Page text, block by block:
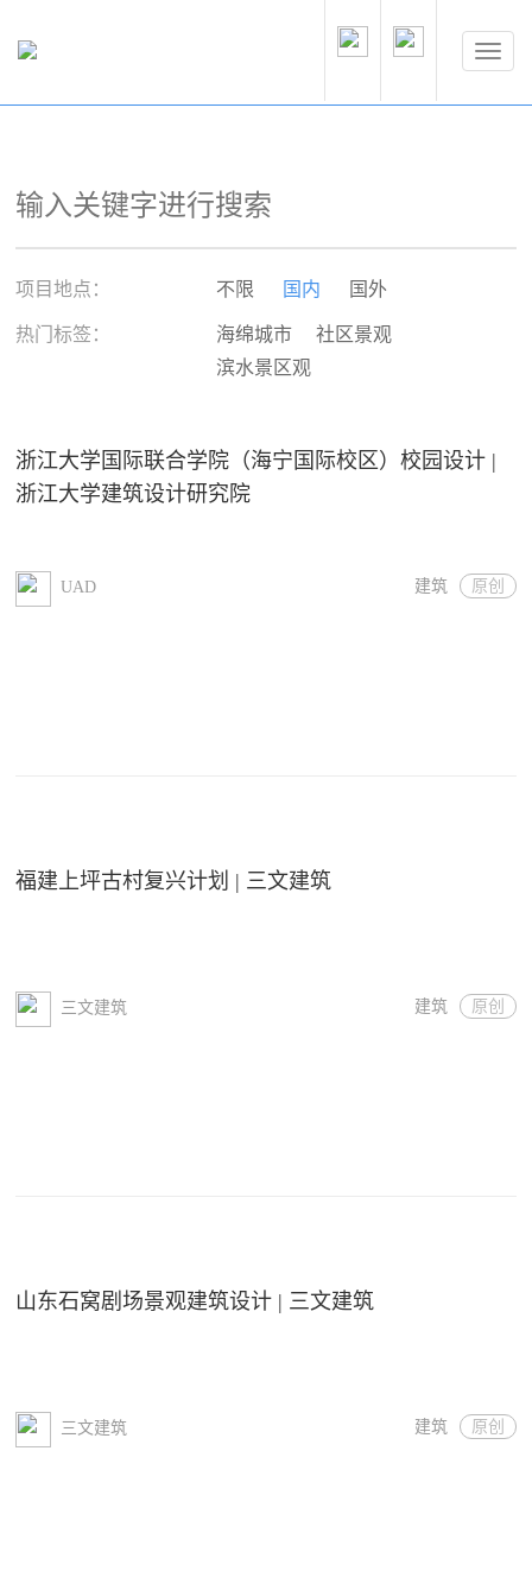
项目地点： 不限 国内 国外
热门标签： 海绵城市
社区景观
滨水景区观
浙江大学国际联合学院（海宁国际校区）校园设计 |
浙江大学建筑设计研究院
UAD 建筑 原创
福建上坪古村复兴计划 | 三文建筑
三文建筑 建筑 原创
山东石窝剧场景观建筑设计 | 三文建筑
三文建筑 建筑 原创